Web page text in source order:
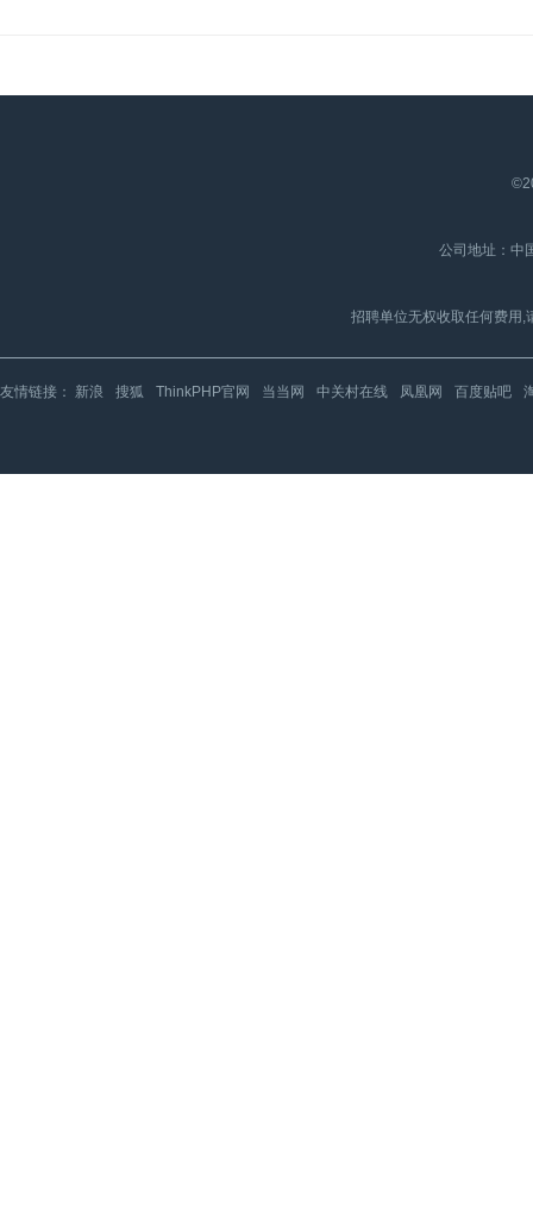
公司地址：中
招聘单位无权收取任何费用,
友情链接： 新浪 搜狐 ThinkPHP官网 当当网 中关村在线 凤凰网 百度贴吧